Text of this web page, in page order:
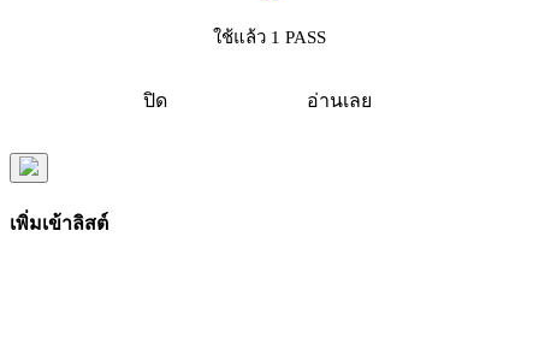
ใช้แล้ว 1 PASS
ปิด อ่านเลย
เพิ่มเข้าลิสต์